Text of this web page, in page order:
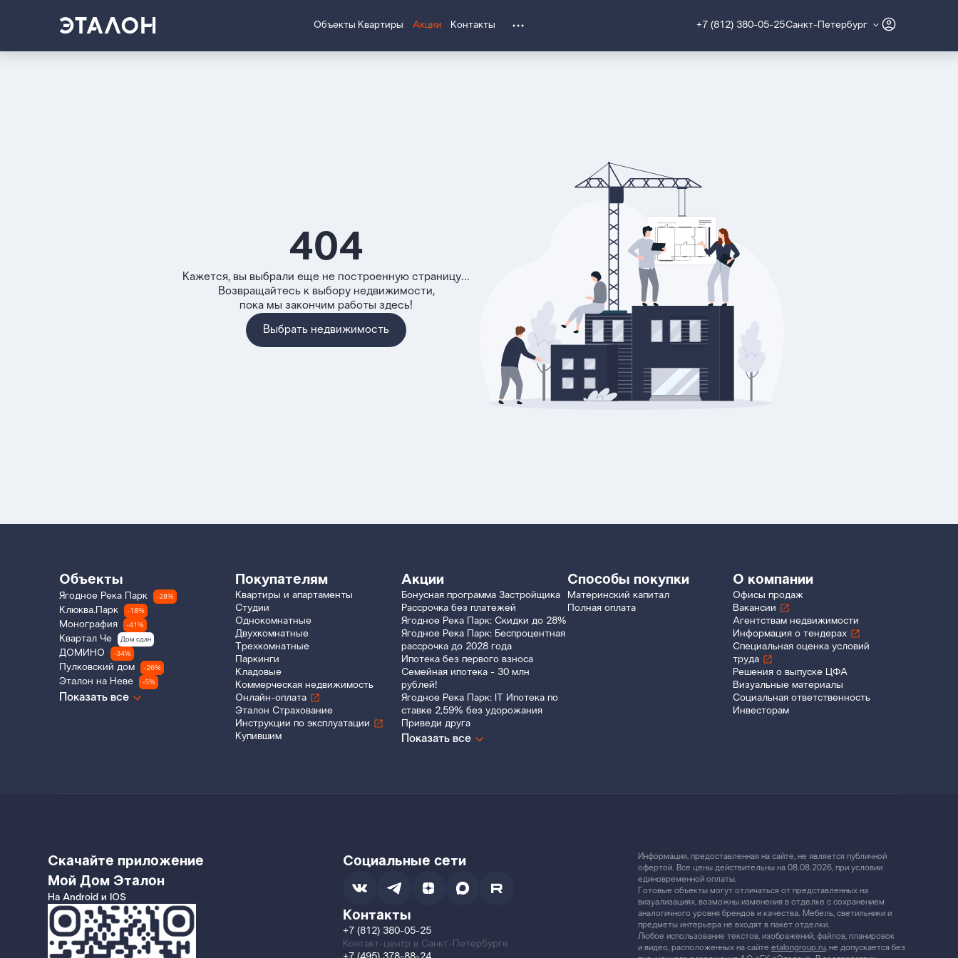
Объекты Квартиры Акции Контакты +7 (812) 380-05-25Санкт-Петербург
404
Кажется, вы выбрали еще не построенную страницу...
Возвращайтесь к выбору недвижимости,
пока мы закончим работы здесь!
Выбрать недвижимость
Объекты
Ягодное Река Парк -28%
Клюква.Парк -18%
Монография -41%
Квартал Че Дом сдан
ДОМИНО -34%
Пулковский дом -26%
Эталон на Неве -5%
Показать все
Покупателям
Квартиры и апартаменты
Студии
Однокомнатные
Двухкомнатные
Трехкомнатные
Паркинги
Кладовые
Коммерческая недвижимость
Онлайн-оплата
Эталон Страхование
Инструкции по эксплуатации
Купившим
Акции
Бонусная программа Застройщика
Рассрочка без платежей
Ягодное Река Парк: Скидки до 28%
Ягодное Река Парк: Беспроцентная
рассрочка до 2028 года
Ипотека без первого взноса
Семейная ипотека - 30 млн
рублей!
Ягодное Река Парк: IT Ипотека по
ставке 2,59% без удорожания
Приведи друга
Показать все
Способы покупки
Материнский капитал
Полная оплата
О компании
Офисы продаж
Вакансии
Агентствам недвижимости
Информация о тендерах
Специальная оценка условий
труда
Решения о выпуске ЦФА
Визуальные материалы
Социальная ответственность
Инвесторам
Скачайте приложение
Мой Дом Эталон
На Android и IOS
Социальные сети
Контакты
+7 (812) 380-05-25
Контакт-центр в Санкт-Петербурге
Информация, предоставленная на сайте, не является публичной
офертой. Все цены действительны на 08.08.2026, при условии
единовременной оплаты.
Готовые объекты могут отличаться от представленных на
визуализациях, возможны изменения в отделке с сохранением
аналогичного уровня брендов и качества. Мебель, светильники и
предметы интерьера не входят в пакет отделки.
Любое использование текстов, изображений, файлов, планировок
и видео, расположенных на сайте etalongroup.ru, не допускается без